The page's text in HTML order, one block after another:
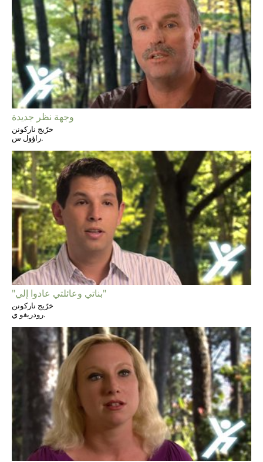
وجهة نظر جديدة
خرّيج ناركونن
راؤول س.
"بناتي وعائلتي عادوا إلي"
خرّيج ناركونن
رودريغو ي.